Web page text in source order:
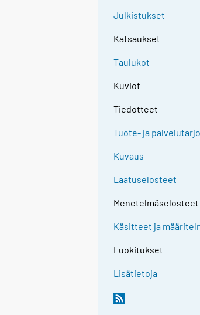
Julkistukset
Katsaukset
Taulukot
Kuviot
Tiedotteet
Tuote- ja
Kuvaus
Laatuselosteet
Menetelmäselosteet
Käsitteet ja
Luokitukset
Lisätietoja